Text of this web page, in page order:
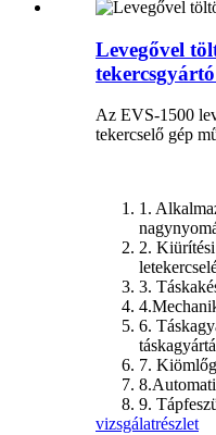
Levegővel
Az EVS-1500
tekercselő gép
1.
2. Kiürítési
3.
6.
7.
9.
vizsgálatrészlet